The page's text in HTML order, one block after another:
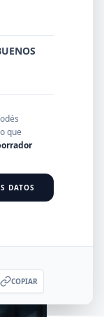
que
DATOS
COPIAR